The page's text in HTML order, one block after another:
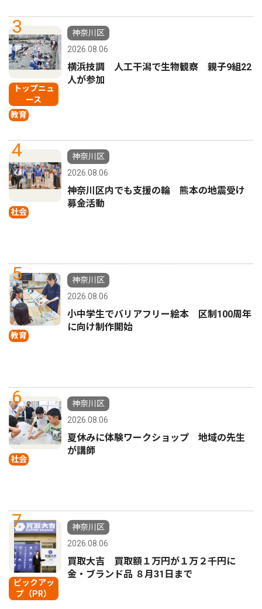
3
トップニュ
ース
教育
神奈川区
2026.08.06
横浜技調 人工干潟で生物観察 親子9組22
人が参加
4
社会
神奈川区
2026.08.06
神奈川区内でも支援の輪 熊本の地震受け
募金活動
5
教育
神奈川区
2026.08.06
小中学生でバリアフリー絵本 区制100周年
に向け制作開始
6
社会
神奈川区
2026.08.06
夏休みに体験ワークショップ 地域の先生
が講師
7
ピックアッ
プ（PR）
神奈川区
2026.08.06
買取大吉 買取額１万円が１万２千円に
金・ブランド品 ８月31日まで